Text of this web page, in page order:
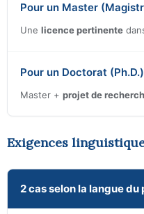
Pour un Master
Une licence pertinente
Pour un Doctorat (Ph.D.)
Master + projet de
Exigences
2 cas selon la langue